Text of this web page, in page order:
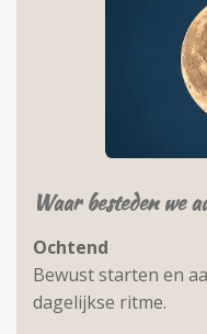
Waar besteden we
Ochtend
Bewust starten en
dagelijkse ritme.